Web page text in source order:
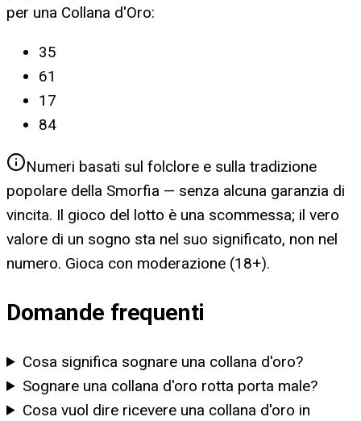
per una Collana d'Oro:
35
61
17
84
Numeri basati sul folclore e sulla tradizione
popolare della Smorfia — senza alcuna garanzia di
vincita. Il gioco del lotto è una scommessa; il vero
valore di un sogno sta nel suo significato, non nel
numero. Gioca con moderazione (18+).
Domande frequenti
Cosa significa sognare una collana d'oro?
Sognare una collana d'oro rotta porta male?
Cosa vuol dire ricevere una collana d'oro in